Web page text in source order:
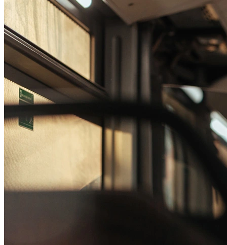
Passo 1/2
Institucional
Compromisso com o Meio Ambiente
Governança Corporativa
Ouvidoria
Política de Privacidade